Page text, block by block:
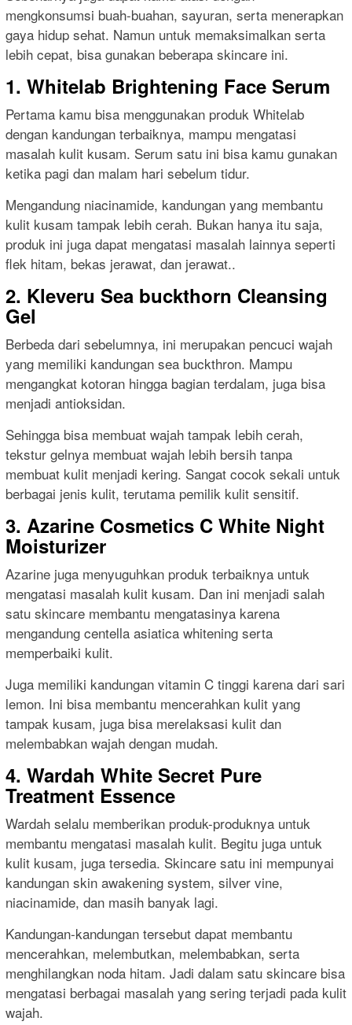
mengkonsumsi buah-buahan, sayuran, serta menerapkan
gaya hidup sehat. Namun untuk memaksimalkan serta
lebih cepat, bisa gunakan beberapa skincare ini.
1. Whitelab Brightening Face Serum
Pertama kamu bisa menggunakan produk Whitelab
dengan kandungan terbaiknya, mampu mengatasi
masalah kulit kusam. Serum satu ini bisa kamu gunakan
ketika pagi dan malam hari sebelum tidur.
Mengandung niacinamide, kandungan yang membantu
kulit kusam tampak lebih cerah. Bukan hanya itu saja,
produk ini juga dapat mengatasi masalah lainnya seperti
flek hitam, bekas jerawat, dan jerawat..
2. Kleveru Sea buckthorn Cleansing
Gel
Berbeda dari sebelumnya, ini merupakan pencuci wajah
yang memiliki kandungan sea buckthron. Mampu
mengangkat kotoran hingga bagian terdalam, juga bisa
menjadi antioksidan.
Sehingga bisa membuat wajah tampak lebih cerah,
tekstur gelnya membuat wajah lebih bersih tanpa
membuat kulit menjadi kering. Sangat cocok sekali untuk
berbagai jenis kulit, terutama pemilik kulit sensitif.
3. Azarine Cosmetics C White Night
Moisturizer
Azarine juga menyuguhkan produk terbaiknya untuk
mengatasi masalah kulit kusam. Dan ini menjadi salah
satu skincare membantu mengatasinya karena
mengandung centella asiatica whitening serta
memperbaiki kulit.
Juga memiliki kandungan vitamin C tinggi karena dari sari
lemon. Ini bisa membantu mencerahkan kulit yang
tampak kusam, juga bisa merelaksasi kulit dan
melembabkan wajah dengan mudah.
4. Wardah White Secret Pure
Treatment Essence
Wardah selalu memberikan produk-produknya untuk
membantu mengatasi masalah kulit. Begitu juga untuk
kulit kusam, juga tersedia. Skincare satu ini mempunyai
kandungan skin awakening system, silver vine,
niacinamide, dan masih banyak lagi.
Kandungan-kandungan tersebut dapat membantu
mencerahkan, melembutkan, melembabkan, serta
menghilangkan noda hitam. Jadi dalam satu skincare bisa
mengatasi berbagai masalah yang sering terjadi pada kulit
wajah.